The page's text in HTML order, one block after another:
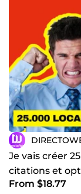
Je vais créer
citations et
My Business
From $18.77